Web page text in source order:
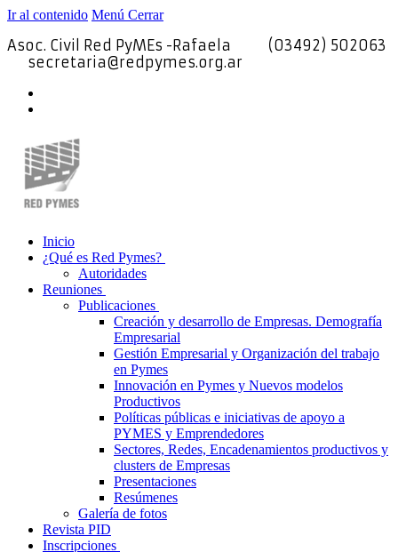
Ir al contenido Menú Cerrar
Asoc. Civil Red PyMEs -Rafaela
(03492) 502063
secretaria@redpymes.org.ar
Inicio
¿Qué es Red Pymes?
Autoridades
Reuniones
Publicaciones
Creación y desarrollo de Empresas. Demografía
Empresarial
Gestión Empresarial y Organización del trabajo
en Pymes
Innovación en Pymes y Nuevos modelos
Productivos
Políticas públicas e iniciativas de apoyo a
PYMES y Emprendedores
Sectores, Redes, Encadenamientos productivos y
clusters de Empresas
Presentaciones
Resúmenes
Galería de fotos
Revista PID
Inscripciones